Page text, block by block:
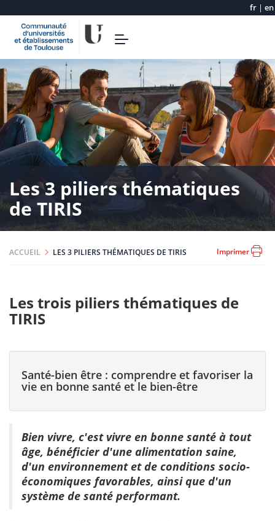
Aller
contenu
principal
fr | en
Toggle
Les 3 piliers thématiques
de TIRIS
ACCUEIL LES 3 PILIERS THÉMATIQUES DE TIRIS Imprimer
Les trois piliers thématiques de
TIRIS
Santé-bien être : comprendre et favoriser la
vie en bonne santé et le bien-être
Bien vivre, c'est vivre en bonne santé à tout
âge, bénéficier d'une alimentation saine,
d'un environnement et de conditions socio-
économiques favorables, ainsi que d'un
système de santé performant.